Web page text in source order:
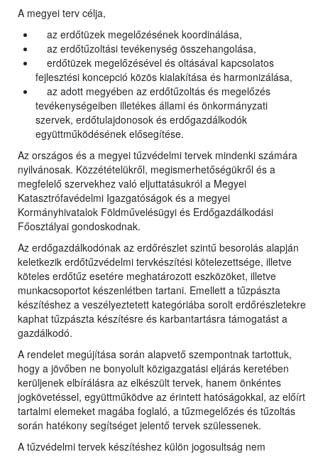
A megyei terv célja,
az erdőtüzek megelőzésének koordinálása,
az erdőtűzoltási tevékenység összehangolása,
erdőtüzek megelőzésével és oltásával kapcsolatos
fejlesztési koncepció közös kialakítása és harmonizálása,
az adott megyében az erdőtűzoltás és megelőzés
tevékenységeiben illetékes állami és önkormányzati
szervek, erdőtulajdonosok és erdőgazdálkodók
együttműködésének elősegítése.
Az országos és a megyei tűzvédelmi tervek mindenki számára
nyilvánosak. Közzétételükről, megismerhetőségükről és a
megfelelő szervekhez való eljuttatásukról a Megyei
Katasztrófavédelmi Igazgatóságok és a megyei
Kormányhivatalok Földművelésügyi és Erdőgazdálkodási
Főosztályai gondoskodnak.
Az erdőgazdálkodónak az erdőrészlet szintű besorolás alapján
keletkezik erdőtűzvédelmi tervkészítési kötelezettsége, illetve
köteles erdőtűz esetére meghatározott eszközöket, illetve
munkacsoportot készenlétben tartani. Emellett a tűzpászta
készítéshez a veszélyeztetett kategóriába sorolt erdőrészletekre
kaphat tűzpászta készítésre és karbantartásra támogatást a
gazdálkodó.
A rendelet megújítása során alapvető szempontnak tartottuk,
hogy a jövőben ne bonyolult közigazgatási eljárás keretében
kerüljenek elbírálásra az elkészült tervek, hanem önkéntes
jogkövetéssel, együttműködve az érintett hatóságokkal, az előírt
tartalmi elemeket magába foglaló, a tűzmegelőzés és tűzoltás
során hatékony segítséget jelentő tervek szülessenek.
A tűzvédelmi tervek készítéshez külön jogosultság nem